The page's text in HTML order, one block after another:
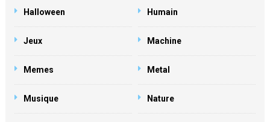
Halloween Humain
Jeux Machine
Memes Metal
Musique Nature